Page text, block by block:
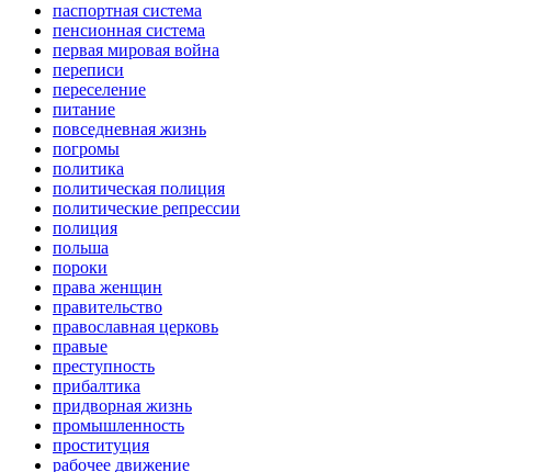
паспортная система
пенсионная система
первая мировая война
переписи
переселение
питание
повседневная жизнь
погромы
политика
политическая полиция
политические репрессии
полиция
польша
пороки
права женщин
правительство
православная церковь
правые
преступность
прибалтика
придворная жизнь
промышленность
проституция
рабочее движение